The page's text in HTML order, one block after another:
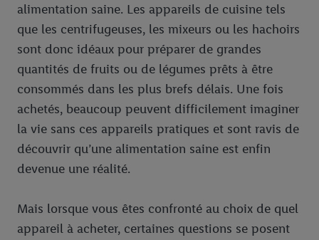
alimentation saine. Les appareils de cuisine tels
que les centrifugeuses, les mixeurs ou les hachoirs
sont donc idéaux pour préparer de grandes
quantités de fruits ou de légumes prêts à être
consommés dans les plus brefs délais. Une fois
achetés, beaucoup peuvent difficilement imaginer
la vie sans ces appareils pratiques et sont ravis de
découvrir qu’une alimentation saine est enfin
devenue une réalité.
Mais lorsque vous êtes confronté au choix de quel
appareil à acheter, certaines questions se posent